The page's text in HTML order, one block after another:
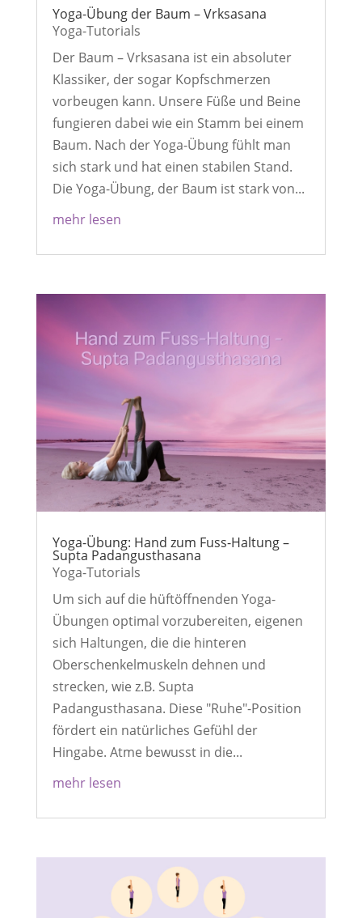
Yoga-Übung der Baum – Vrksasana
Yoga-Tutorials
Der Baum – Vrksasana ist ein absoluter
Klassiker, der sogar Kopfschmerzen
vorbeugen kann. Unsere Füße und Beine
fungieren dabei wie ein Stamm bei einem
Baum. Nach der Yoga-Übung fühlt man
sich stark und hat einen stabilen Stand.
Die Yoga-Übung, der Baum ist stark von...
mehr lesen
Yoga-Übung: Hand zum Fuss-Haltung –
Supta Padangusthasana
Yoga-Tutorials
Um sich auf die hüftöffnenden Yoga-
Übungen optimal vorzubereiten, eigenen
sich Haltungen, die die hinteren
Oberschenkelmuskeln dehnen und
strecken, wie z.B. Supta
Padangusthasana. Diese "Ruhe"-Position
fördert ein natürliches Gefühl der
Hingabe. Atme bewusst in die...
mehr lesen